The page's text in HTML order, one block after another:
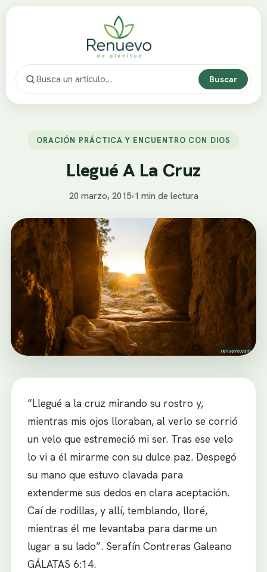
Buscar
ORACIÓN PRÁCTICA Y ENCUENTRO CON DIOS
Llegué A La Cruz
20 marzo, 2015•1 min de lectura
“Llegué a la cruz mirando su rostro y,
mientras mis ojos lloraban, al verlo se corrió
un velo que estremeció mi ser. Tras ese velo
lo vi a él mirarme con su dulce paz. Despegó
su mano que estuvo clavada para
extenderme sus dedos en clara aceptación.
Caí de rodillas, y allí, temblando, lloré,
mientras él me levantaba para darme un
lugar a su lado”. Serafín Contreras Galeano
GÁLATAS 6:14.